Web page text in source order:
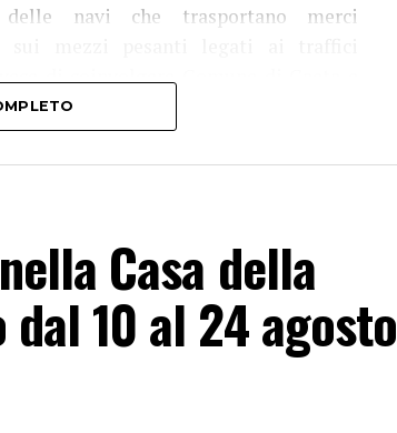
delle navi che trasportano merci
di coinvolgere Comune di Gaeta e
impianti dall’area interna del Golfo e
ora con una fase di ascolto
con l’obiettivo di raccogliere nuove
Casa della
10 al 24 agosto